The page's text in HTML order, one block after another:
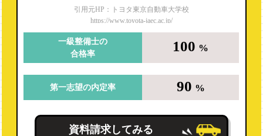
花壇自動車大学校
千葉県自動車大学校
埼玉自動車大学校
富山自動車整備専門学校
引用元HP：トヨタ東京自動車大学校
https://www.toyota-jaec.ac.jp/
一級整備士の
合格率
100 %
第一志望の内定率 90 %
資料請求してみる